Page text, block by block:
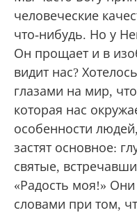
человеческие
что-нибудь. Но у
Он прощает и в
видит нас?
глазами на мир,
которая нас
особенности
застят основное:
святые,
«Радость моя!»
словами при том,